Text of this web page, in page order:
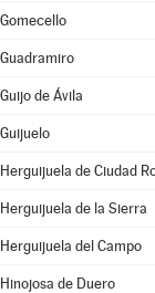
Gomecello
Guadramiro
Guijo de Ávila
Guijuelo
Herguijuela de Ciudad
Herguijuela de la Sierra
Herguijuela del Campo
Hinojosa de Duero